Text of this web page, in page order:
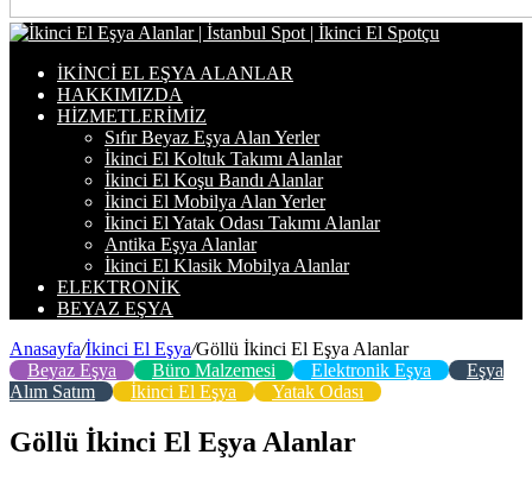
İKINCI EL EŞYA ALANLAR
HAKKIMIZDA
HIZMETLERIMIZ
Sıfır Beyaz Eşya Alan Yerler
İkinci El Koltuk Takımı Alanlar
İkinci El Koşu Bandı Alanlar
İkinci El Mobilya Alan Yerler
İkinci El Yatak Odası Takımı Alanlar
Antika Eşya Alanlar
İkinci El Klasik Mobilya Alanlar
ELEKTRONIK
BEYAZ EŞYA
Anasayfa/İkinci El Eşya/Göllü İkinci El Eşya Alanlar
Beyaz Eşya
Büro Malzemesi Elektronik Eşya
Eşya
Alım Satım
İkinci El Eşya Yatak Odası
Göllü İkinci El Eşya Alanlar